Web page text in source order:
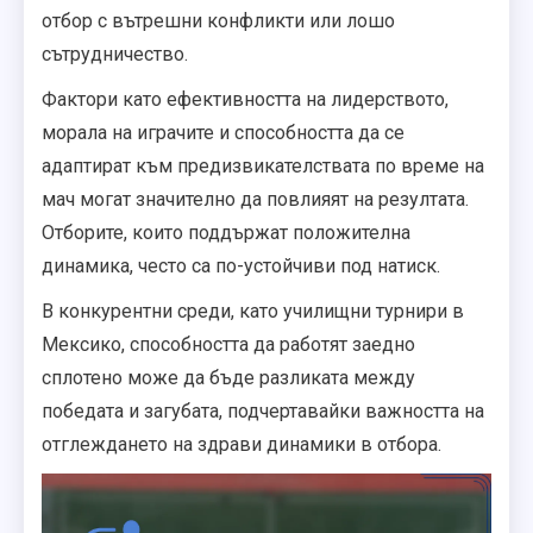
отбор с вътрешни конфликти или лошо
сътрудничество.
Фактори като ефективността на лидерството,
морала на играчите и способността да се
адаптират към предизвикателствата по време на
мач могат значително да повлияят на резултата.
Отборите, които поддържат положителна
динамика, често са по-устойчиви под натиск.
В конкурентни среди, като училищни турнири в
Мексико, способността да работят заедно
сплотено може да бъде разликата между
победата и загубата, подчертавайки важността на
отглеждането на здрави динамики в отбора.